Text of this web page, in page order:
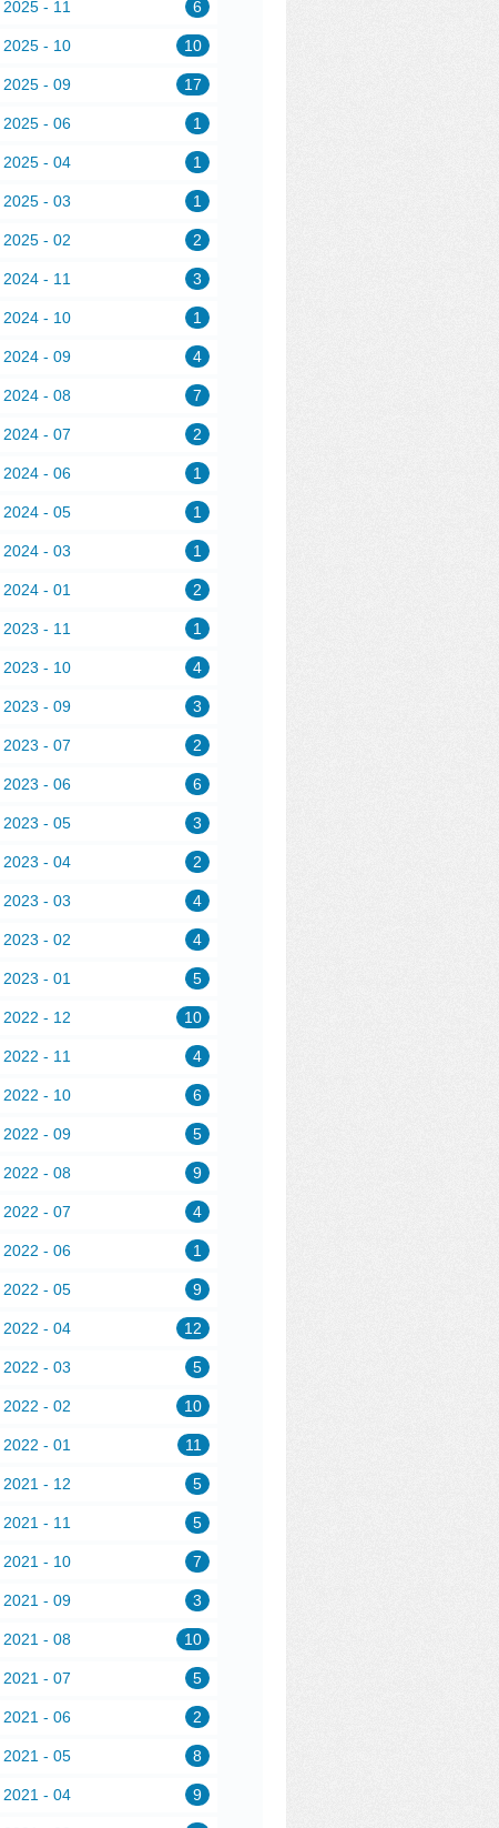
2025 - 11 6
2025 - 10 10
2025 - 09 17
2025 - 06 1
2025 - 04 1
2025 - 03 1
2025 - 02 2
2024 - 11 3
2024 - 10 1
2024 - 09 4
2024 - 08 7
2024 - 07 2
2024 - 06 1
2024 - 05 1
2024 - 03 1
2024 - 01 2
2023 - 11 1
2023 - 10 4
2023 - 09 3
2023 - 07 2
2023 - 06 6
2023 - 05 3
2023 - 04 2
2023 - 03 4
2023 - 02 4
2023 - 01 5
2022 - 12 10
2022 - 11 4
2022 - 10 6
2022 - 09 5
2022 - 08 9
2022 - 07 4
2022 - 06 1
2022 - 05 9
2022 - 04 12
2022 - 03 5
2022 - 02 10
2022 - 01 11
2021 - 12 5
2021 - 11 5
2021 - 10 7
2021 - 09 3
2021 - 08 10
2021 - 07 5
2021 - 06 2
2021 - 05 8
2021 - 04 9